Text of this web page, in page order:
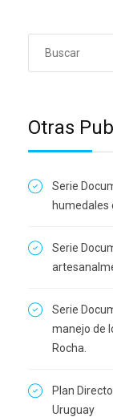
Otras
Serie
humedales
Serie
Serie
manejo de
Rocha.
Plan
Uruguay